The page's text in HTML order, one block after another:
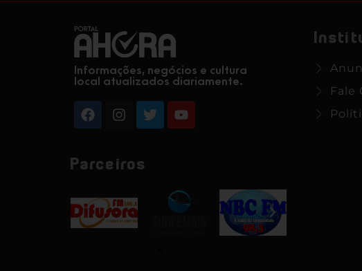
Informações, negócios e cultura
local atualizados diariamente.
Parceiros
Fale